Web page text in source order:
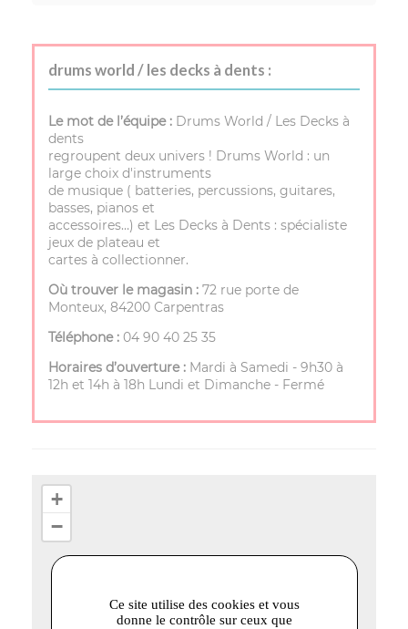
drums world / les decks à dents :
Le mot de l’équipe : Drums World / Les Decks à
dents
regroupent deux univers ! Drums World : un
large choix d'instruments
de musique ( batteries, percussions, guitares,
basses, pianos et
accessoires…) et Les Decks à Dents : spécialiste
jeux de plateau et
cartes à collectionner.
Où trouver le magasin : 72 rue porte de
Monteux, 84200 Carpentras
Téléphone : 04 90 40 25 35
Horaires d’ouverture : Mardi à Samedi - 9h30 à
12h et 14h à 18h Lundi et Dimanche - Fermé
+
−
Ce site utilise des cookies et vous
donne le contrôle sur ceux que